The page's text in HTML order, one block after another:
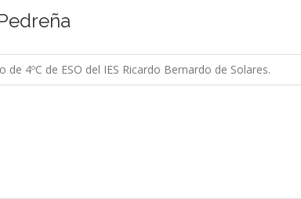
4ºC de ESO del IES Ricardo Bernardo de Solares.